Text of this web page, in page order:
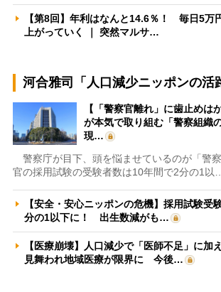
【第8回】年利はなんと14.6％！ 毎日5万
上がっていく ｜ 突然マルサ…
河合雅司「人口減少ニッポンの活
【「警察官離れ」に歯止めは
が本気で取り組む「警察組
現…
警察庁が目下、頭を悩ませているのが「警
官の採用試験の受験者数は10年間で2分の1以…
【安全・安心ニッポンの危機】採用試験受
分の1以下に！ 出生数減がも…
【医療崩壊】人口減少で「医師不足」に加
見舞われ地域医療が限界に 今後…